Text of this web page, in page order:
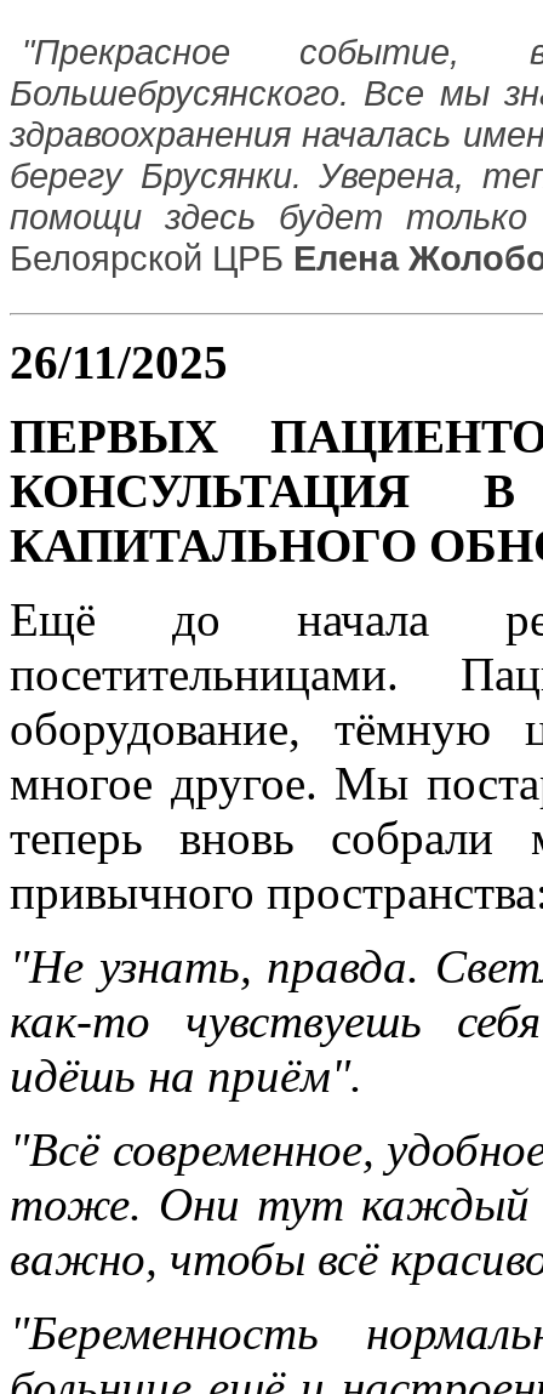
"Прекрасное
Большебрусянского. Все мы
здравоохранения началась
берегу Брусянки. Уверена,
помощи здесь будет только
Белоярской ЦРБ Елена
26/11/2025
ПЕРВЫХ
КОНСУЛЬТАЦИЯ
КАПИТАЛЬНОГО
Ещё до начала
посетительницами.
оборудование, тёмную
многое другое. Мы
теперь вновь
привычного
"Не узнать, правда.
как-то чувствуешь
идёшь на приём".
"Всё современное,
тоже. Они тут каждый
важно, чтобы всё
"Беременность